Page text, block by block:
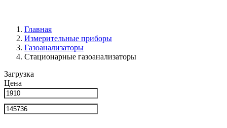
Главная
Измерительные приборы
Газоанализаторы
Стационарные газоанализаторы
Загрузка
Цена